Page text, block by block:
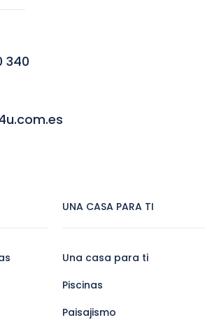
340
UNA CASA PARA TI
Una casa para ti
Piscinas
Paisajismo